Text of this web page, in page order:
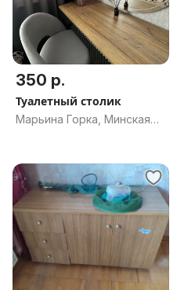
350 р.
Туалетный столик
Марьина Горка, Минская